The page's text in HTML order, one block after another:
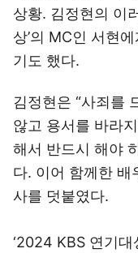
상황. 김정현의 이
상’의 MC인 서현
기도 했다.
김정현은 “사죄를
않고 용서를 바라
해서 반드시 해야
다. 이어 함께한 배
사를 덧붙였다.
‘2024 KBS 연기대